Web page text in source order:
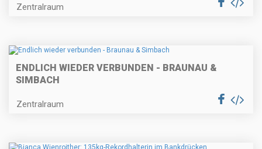
Zentralraum
ENDLICH WIEDER VERBUNDEN - BRAUNAU &
SIMBACH
Zentralraum